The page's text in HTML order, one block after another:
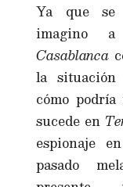
Ya que se
imagino
Casablanca
la
cómo
sucede en
espionaje
pasado